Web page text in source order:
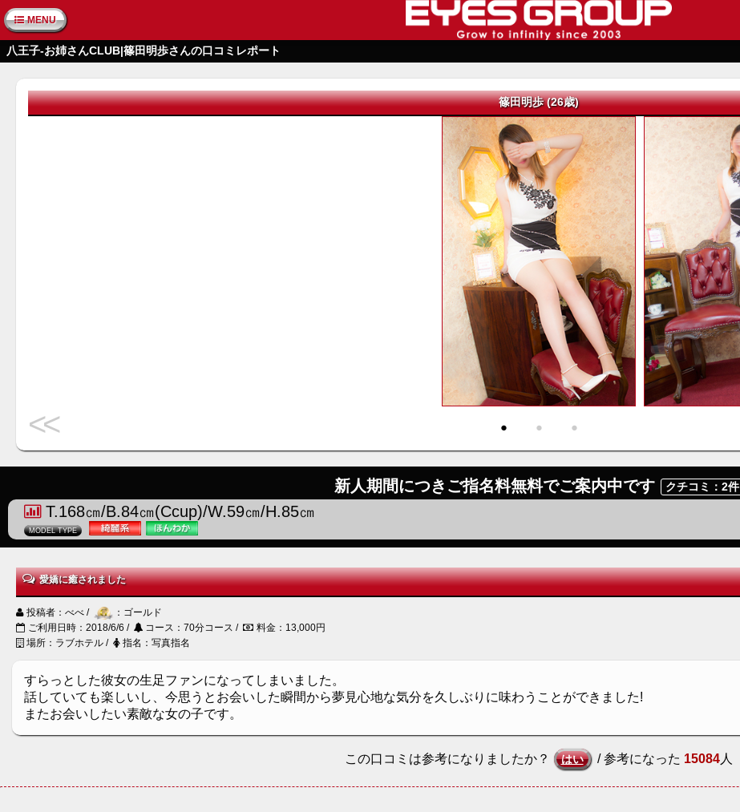
MENU
八王子-お姉さんCLUB|篠田明歩さんの口コミレポート
篠田明歩 (26歳)
<< ・ ・ ・
新人期間につきご指名料無料でご案内中です クチコミ：2件
T.168㎝/B.84㎝(Ccup)/W.59㎝/H.85㎝
MODEL TYPE
愛嬌に癒されました
投稿者：べべ /
：ゴールド
ご利用日時：2018/6/6 /
コース：70分コース /
料金：13,000円
場所：ラブホテル /
指名：写真指名
すらっとした彼女の生足ファンになってしまいました。
話していても楽しいし、今思うとお会いした瞬間から夢見心地な気分を久しぶりに味わうことができました!
またお会いしたい素敵な女の子です。
この口コミは参考になりましたか？ はい / 参考になった 15084人